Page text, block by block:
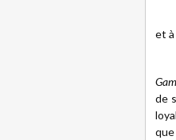
et à
de